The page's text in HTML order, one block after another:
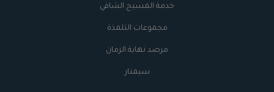
خدمة المسيح الشافي
مجموعات التلمذة
مرصد نهاية الزمان
سيمنار